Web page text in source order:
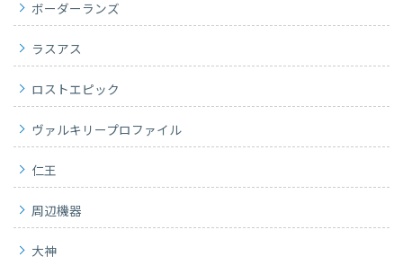
ボーダーランズ
ラスアス
ロストエピック
ヴァルキリープロファイル
仁王
周辺機器
大神